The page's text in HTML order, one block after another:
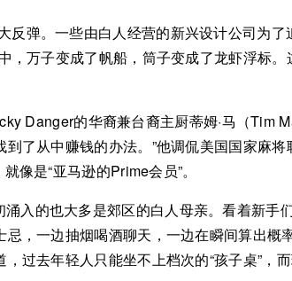
反弹。一些由白人经营的新兴设计公司为
万子变成了帆船，筒子变成了龙虾浮标。
Danger的华裔兼台裔主厨蒂姆·马（Tim
了从中赚钱的办法。”他调侃美国国家麻将
像是“亚马逊的Prime会员”。
入的也大多是郊区的白人母亲。看着新手
，一边抽烟喝酒聊天，一边在瞬间算出概
过去年轻人只能坐不上档次的“孩子桌”，